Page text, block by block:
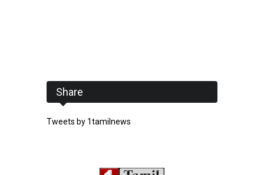
Share
Tweets by 1tamilnews